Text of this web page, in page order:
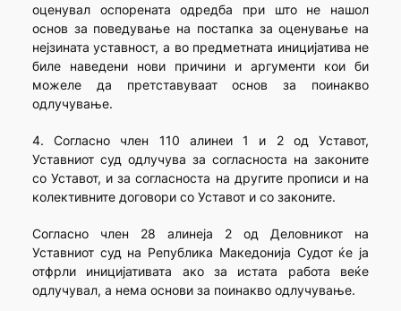
оценувал оспорената одредба при што не нашол
основ за поведување на постапка за оценување на
нејзината уставност, а во предметната иницијатива не
биле наведени нови причини и аргументи кои би
можеле да претставуваат основ за поинакво
одлучување.
4. Согласно член 110 алинеи 1 и 2 од Уставот,
Уставниот суд одлучува за согласноста на законите
со Уставот, и за согласноста на другите прописи и на
колективните договори со Уставот и со законите.
Согласно член 28 алинеја 2 од Деловникот на
Уставниот суд на Република Македонија Судот ќе ја
отфрли иницијативата ако за истата работа веќе
одлучувал, а нема основи за поинакво одлучување.